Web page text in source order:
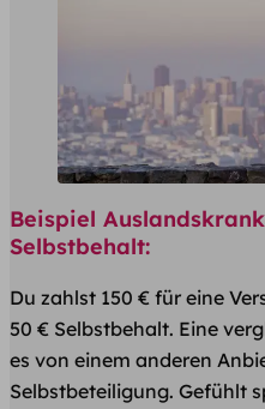
Beispiel
Selbstbehalt:
Du zahlst 150 € für eine
50 € Selbstbehalt. Eine
es von einem anderen
Selbstbeteiligung. Gefühlt